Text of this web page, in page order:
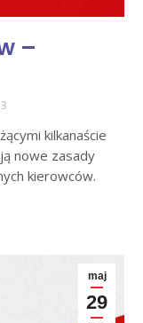
–
kilkanaście
nowe zasady
kierowców.
maj
29